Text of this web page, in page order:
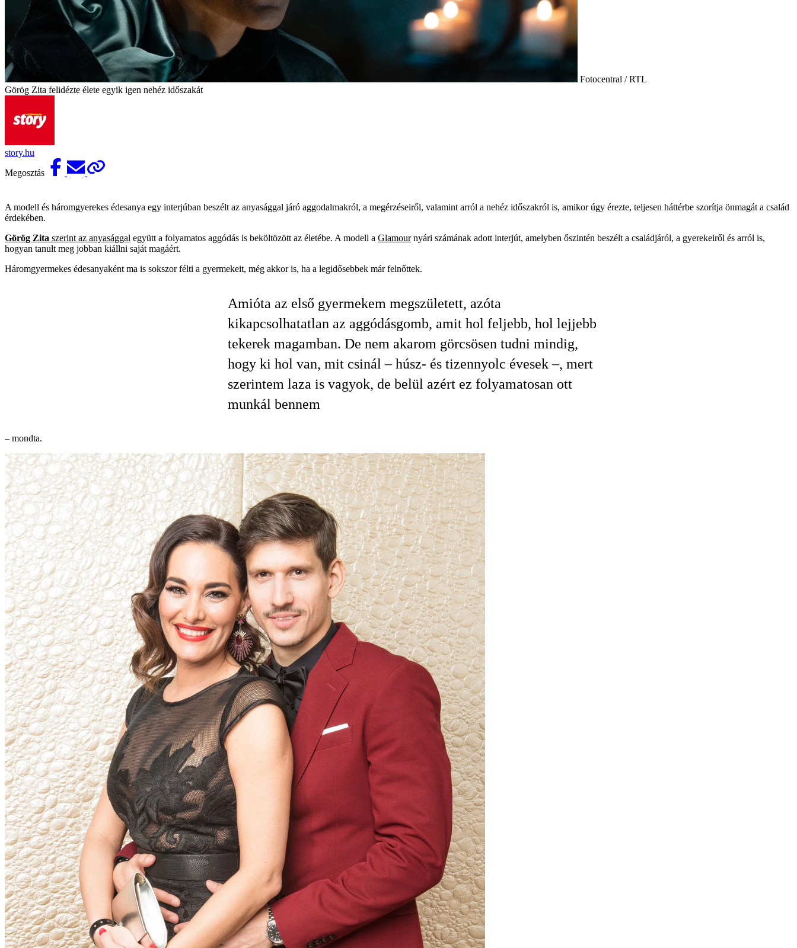
Fotocentral / RTL
Görög Zita felidézte élete egyik igen nehéz időszakát
story.hu
Megosztás
A modell és háromgyerekes édesanya egy interjúban beszélt az anyasággal járó aggodalmakról, a megérzéseiről, valamint arról a nehéz időszakról is, amikor úgy érezte, teljesen háttérbe szorítja önmagát a család
érdekében.
Görög Zita szerint az anyasággal együtt a folyamatos aggódás is beköltözött az életébe. A modell a Glamournyári számának adott interjút, amelyben őszintén beszélt a családjáról, a gyerekeiről és arról is,
hogyan tanult meg jobban kiállni saját magáért.
Háromgyermekes édesanyaként ma is sokszor félti a gyermekeit, még akkor is, ha a legidősebbek már felnőttek.
Amióta az első gyermekem megszületett, azóta
kikapcsolhatatlan az aggódásgomb, amit hol feljebb, hol lejjebb
tekerek magamban. De nem akarom görcsösen tudni mindig,
hogy ki hol van, mit csinál – húsz- és tizennyolc évesek –, mert
szerintem laza is vagyok, de belül azért ez folyamatosan ott
munkál bennem
– mondta.